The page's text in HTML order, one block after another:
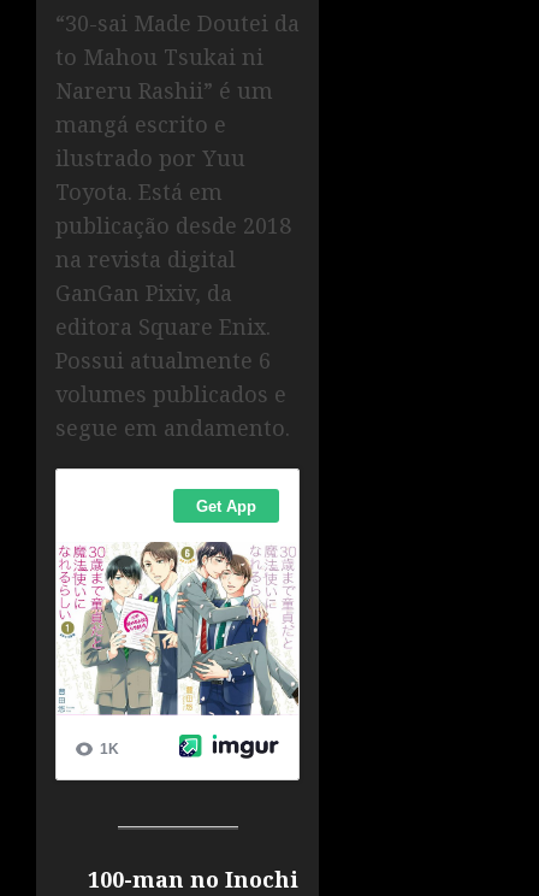
“30-sai Made Doutei da
to Mahou Tsukai ni
Nareru Rashii” é um
mangá escrito e
ilustrado por Yuu
Toyota. Está em
publicação desde 2018
na revista digital
GanGan Pixiv, da
editora Square Enix.
Possui atualmente 6
volumes publicados e
segue em andamento.
100-man no Inochi